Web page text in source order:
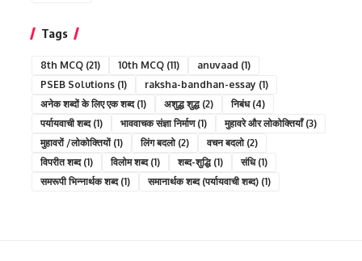
Tags
8th MCQ (21) 10th MCQ (11) anuvaad (1)
PSEB Solutions (1) raksha-bandhan-essay (1)
अनेक शब्दों के लिए एक शब्द(1) अशुद्ध शुद्ध(2) निबंध(4)
पर्यायवाची शब्द(1) भाववाचक संज्ञा निर्माण(1) मुहावरे और लोकोक्तियाँ(3)
मुहावरों /लोकोक्तियों(1) लिंग बदलो(2) वचन बदलो(2)
विपरीत शब्द(1) विलोम शब्द(1) शब्द-शुद्धि(1) संधि(1)
समरूपी भिन्नार्थक शब्द(1) समानार्थक शब्द (पर्यायवाची शब्द) (1)